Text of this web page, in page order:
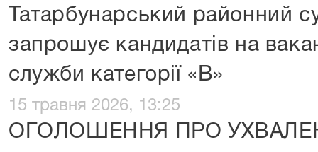
Татарбунарський районний
запрошує кандидатів на
служби категорії «В»
15 травня 2026, 13:25
ОГОЛОШЕННЯ ПРО